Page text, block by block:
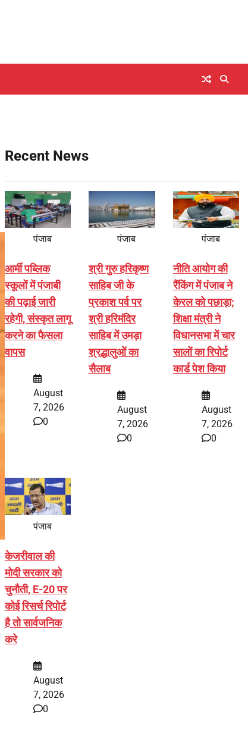
Recent News
पंजाब
आर्मी पब्लिक
स्कूलों में पंजाबी
की पढ़ाई जारी
रहेगी, संस्कृत लागू
करने का फैसला
वापस
August
7, 2026
0
पंजाब
श्री गुरु हरिकृष्ण
साहिब जी के
प्रकाश पर्व पर
श्री हरिमंदिर
साहिब में उमड़ा
श्रद्धालुओं का
सैलाब
August
7, 2026
0
पंजाब
नीति आयोग की
रैंकिंग में पंजाब ने
केरल को पछाड़ा;
शिक्षा मंत्री ने
विधानसभा में चार
सालों का रिपोर्ट
कार्ड पेश किया
August
7, 2026
0
पंजाब
केजरीवाल की
मोदी सरकार को
चुनौती, E-20 पर
कोई रिसर्च रिपोर्ट
है तो सार्वजनिक
करे
August
7, 2026
0